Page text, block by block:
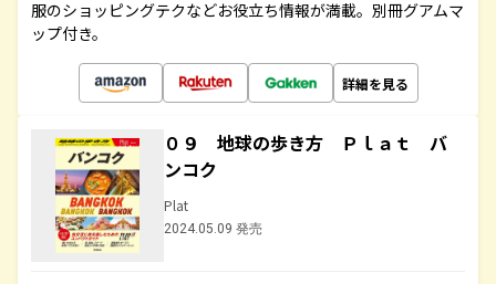
服のショッピングテクなどお役立ち情報が満載。別冊グアムマ
ップ付き。
詳細を見る
０９ 地球の歩き方 Ｐｌａｔ バ
ンコク
Plat
2024.05.09 発売